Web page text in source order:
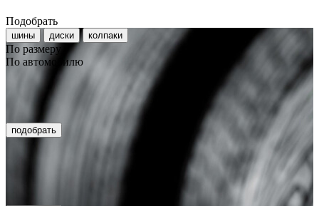
Подобрать
шины диски колпаки
По размеру
По автомобилю
подобрать